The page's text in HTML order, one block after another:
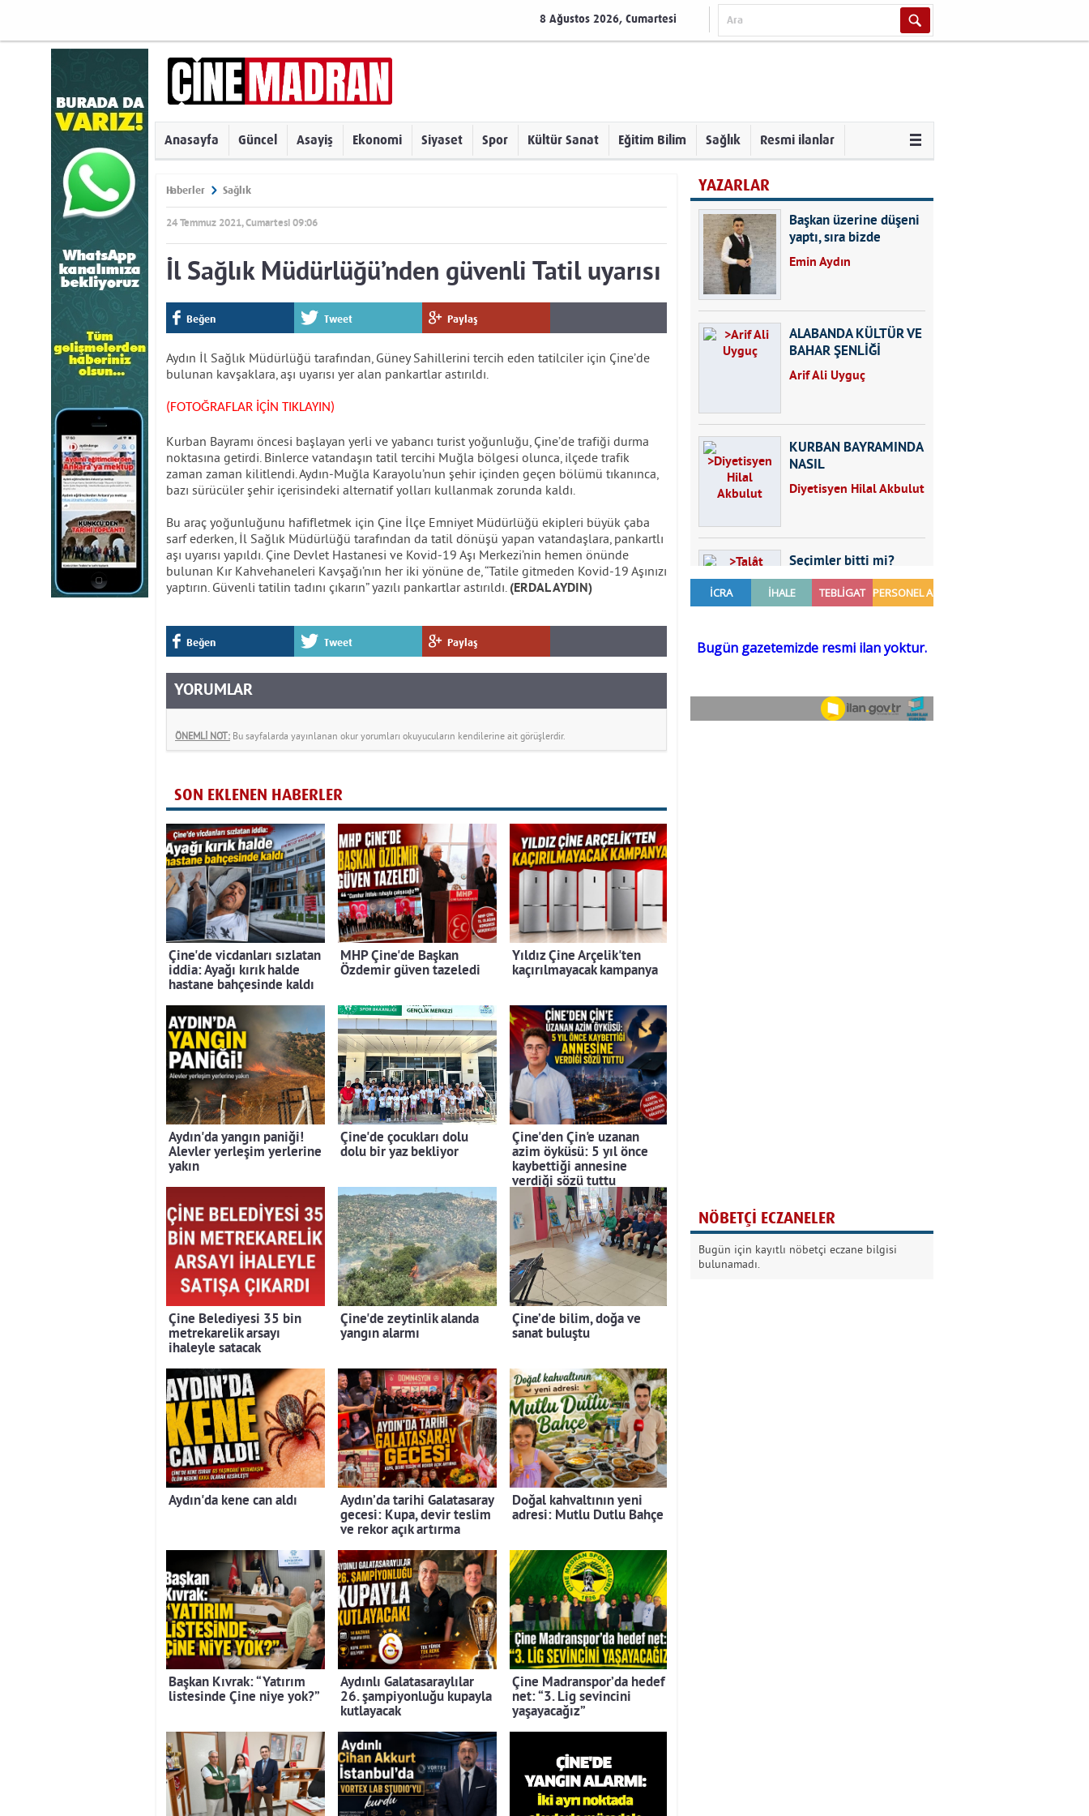
8 Ağustos 2026, Cumartesi
Anasayfa Güncel Asayiş Ekonomi Siyaset Spor Kültür Sanat Eğitim Bilim Sağlık Resmi ilanlar
Haberler Sağlık
24 Temmuz 2021, Cumartesi 09:06
İl Sağlık Müdürlüğü’nden güvenli Tatil uyarısı
Beğen Tweet Paylaş
Aydın İl Sağlık Müdürlüğü tarafından, Güney Sahillerini tercih eden tatilciler için Çine’de
bulunan kavşaklara, aşı uyarısı yer alan pankartlar astırıldı.
(FOTOĞRAFLAR İÇİN TIKLAYIN)
Kurban Bayramı öncesi başlayan yerli ve yabancı turist yoğunluğu, Çine’de trafiği durma
noktasına getirdi. Binlerce vatandaşın tatil tercihi Muğla bölgesi olunca, ilçede trafik
zaman zaman kilitlendi. Aydın-Muğla Karayolu’nun şehir içinden geçen bölümü tıkanınca,
bazı sürücüler şehir içerisindeki alternatif yolları kullanmak zorunda kaldı.
Bu araç yoğunluğunu hafifletmek için Çine İlçe Emniyet Müdürlüğü ekipleri büyük çaba
sarf ederken, İl Sağlık Müdürlüğü tarafından da tatil dönüşü yapan vatandaşlara, pankartlı
aşı uyarısı yapıldı. Çine Devlet Hastanesi ve Kovid-19 Aşı Merkezi’nin hemen önünde
bulunan Kır Kahvehaneleri Kavşağı’nın her iki yönüne de, “Tatile gitmeden Kovid-19 Aşınızı
yaptırın. Güvenli tatilin tadını çıkarın” yazılı pankartlar astırıldı. (ERDAL AYDIN)
Beğen Tweet Paylaş
YORUMLAR
ÖNEMLİ NOT: Bu sayfalarda yayınlanan okur yorumları okuyucuların kendilerine ait görüşlerdir.
SON EKLENEN HABERLER
Çine'de vicdanları sızlatan
iddia: Ayağı kırık halde
hastane bahçesinde kaldı
MHP Çine'de Başkan
Özdemir güven tazeledi
Yıldız Çine Arçelik'ten
kaçırılmayacak kampanya
Aydın'da yangın paniği!
Alevler yerleşim yerlerine
yakın
Çine'de çocukları dolu
dolu bir yaz bekliyor
Çine'den Çin'e uzanan
azim öyküsü: 5 yıl önce
kaybettiği annesine
verdiği sözü tuttu
Çine Belediyesi 35 bin
metrekarelik arsayı
ihaleyle satacak
Çine'de zeytinlik alanda
yangın alarmı
Çine’de bilim, doğa ve
sanat buluştu
Aydın'da kene can aldı
Aydın’da tarihi Galatasaray
gecesi: Kupa, devir teslim
ve rekor açık artırma
Doğal kahvaltının yeni
adresi: Mutlu Dutlu Bahçe
Başkan Kıvrak: “Yatırım
listesinde Çine niye yok?”
Aydınlı Galatasaraylılar
26. şampiyonluğu kupayla
kutlayacak
Çine Madranspor’da hedef
net: “3. Lig sevincini
yaşayacağız”
YAZARLAR
Başkan üzerine düşeni
yaptı, sıra bizde
Emin Aydın
ALABANDA KÜLTÜR VE
BAHAR ŞENLİĞİ
Arif Ali Uyguç
KURBAN BAYRAMINDA
NASIL
BESLENMELİYİZ?
Diyetisyen Hilal Akbulut
Seçimler bitti mi?
Talât Yörük
Sezgin MADRAN
Kurban Bayramında
Dikkat!
NÖBETÇİ ECZANELER
Bugün için kayıtlı nöbetçi eczane bilgisi
bulunamadı.